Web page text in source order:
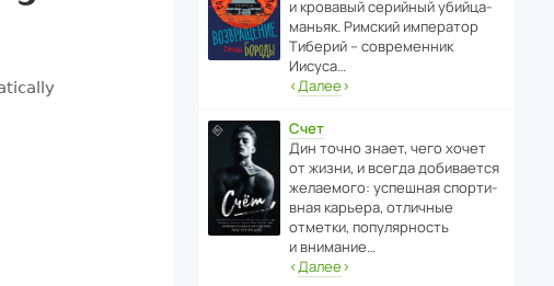
и кровавый серийный убийца-
маньяк. Римский импе­ратор
Тиберий – совре­менник
Иисуса…
‹Далее›
Счет
Дин точно знает, чего хочет
от жизни, и всегда доби­ва­ется
жела­е­мого: успе­шная спор­ти­
вная карьера, отли­чные
отметки, попу­ля­р­ность
и внимание…
‹Далее›